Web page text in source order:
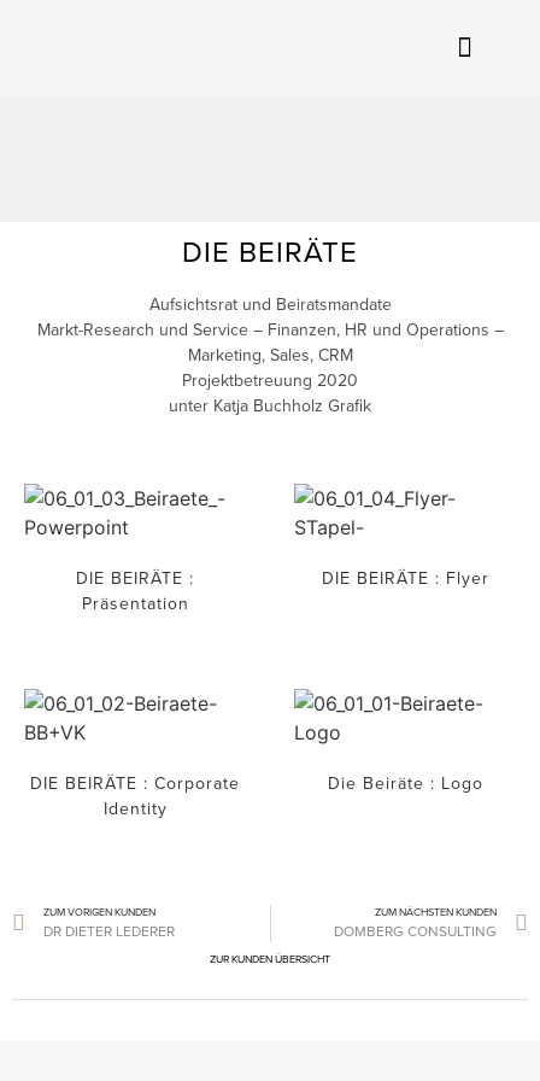
DIE BEIRÄTE
Aufsichtsrat und Beiratsmandate
Markt-Research und Service – Finanzen, HR und Operations –
Marketing, Sales, CRM
Projektbetreuung 2020
unter Katja Buchholz Grafik
DIE BEIRÄTE :
Präsentation
DIE BEIRÄTE : Flyer
DIE BEIRÄTE : Corporate
Identity
Die Beiräte : Logo
ZUM VORIGEN KUNDEN
DR DIETER LEDERER
ZUM NÄCHSTEN KUNDEN
DOMBERG CONSULTING
ZUR KUNDEN ÜBERSICHT